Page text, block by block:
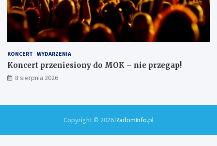
KONCERT WYDARZENIA
Koncert przeniesiony do MOK – nie przegap!
8 sierpnia 2026
Copyright © 2026RadomInfo.pl